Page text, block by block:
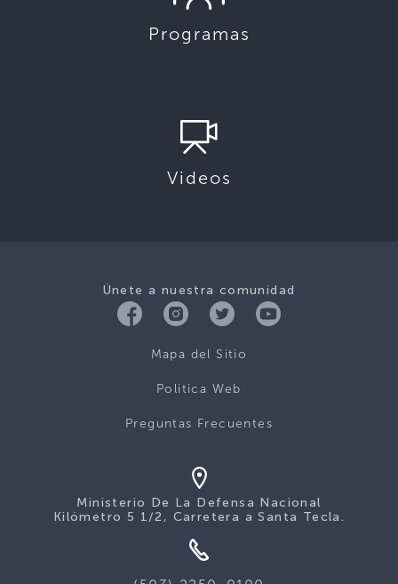
Programas
Videos
Únete a nuestra comunidad
Mapa del Sitio
Politica Web
Preguntas Frecuentes
Ministerio De La Defensa Nacional
Kilómetro 5 1/2, Carretera a Santa Tecla.